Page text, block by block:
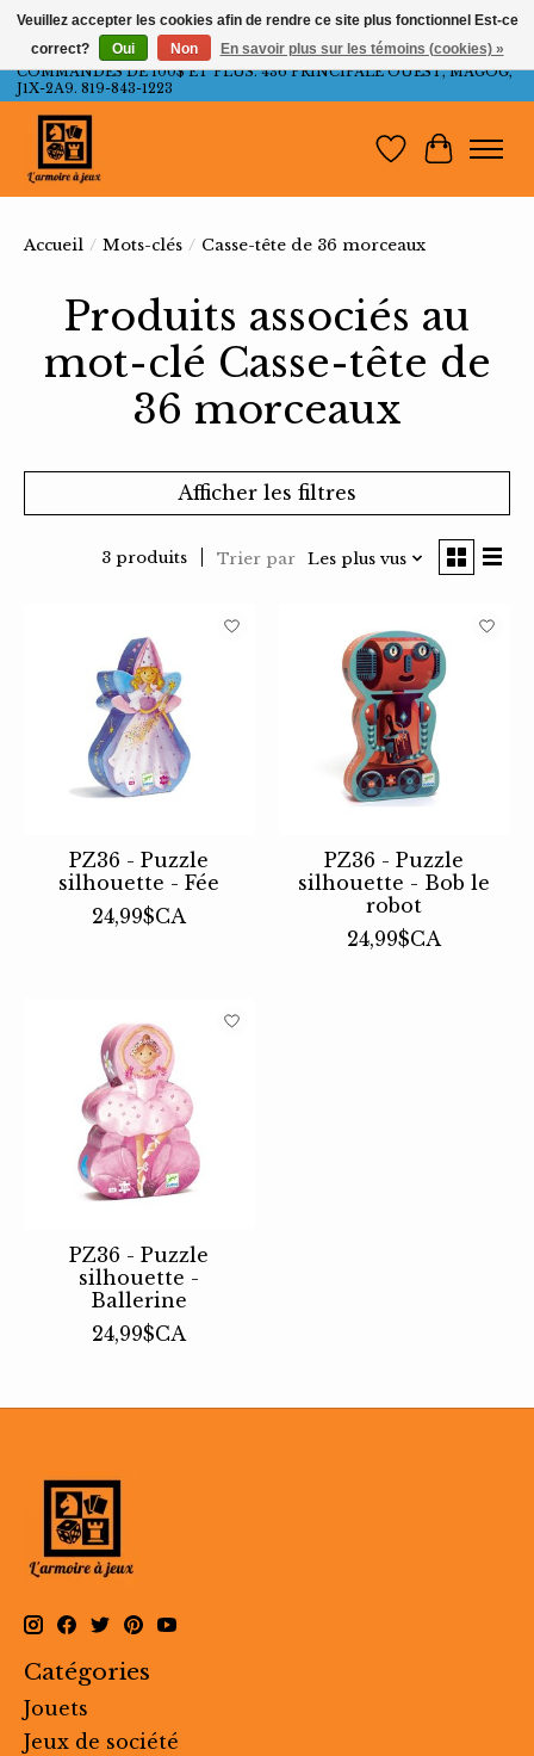
LIVRAISON GRATUITE AU QUÉBEC ET ONTARIO POUR LES
COMMANDES DE 100$ ET PLUS. 436 PRINCIPALE OUEST, MAGOG,
J1X-2A9. 819-843-1223
Liste dePanier
Accueil / Mots-clés / Casse-tête de 36 morceaux
Produits associés au
mot-clé Casse-tête de
36 morceaux
Afficher les filtres
3 produits Trier par Les plus vus
PZ36 - Puzzle
silhouette - Fée
24,99$CA
PZ36 - Puzzle
silhouette - Bob le
robot
24,99$CA
PZ36 - Puzzle
silhouette -
Ballerine
24,99$CA
Catégories
Jouets
Jeux de société
Veuillez accepter les cookies afin de rendre ce site plus fonctionnel Est-ce
correct?
Oui Non En savoir plus sur les témoins (cookies) »